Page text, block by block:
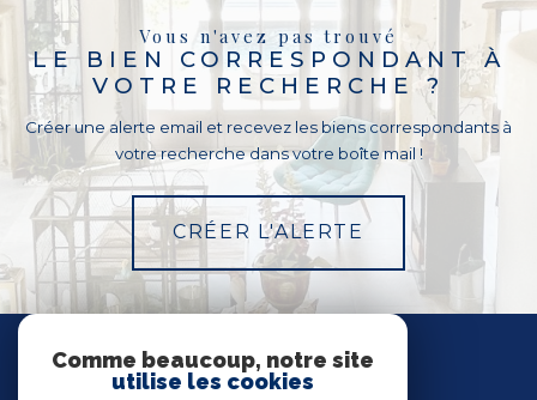
Vous n'avez pas trouvé
LE BIEN CORRESPONDANT À
VOTRE RECHERCHE ?
Créer une alerte email et recevez les biens correspondants à
votre recherche dans votre boîte mail !
CRÉER L'ALERTE
SUIVRE
Comme beaucoup, notre site
utilise les cookies